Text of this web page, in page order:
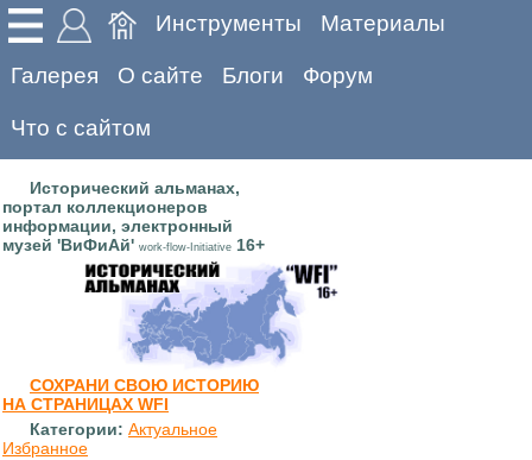
Инструменты Материалы
Галерея О сайте Блоги Форум
Что с сайтом
Исторический альманах,
портал коллекционеров
информации, электронный
музей 'ВиФиАй' work-flow-Initiative 16+
СОХРАНИ СВОЮ ИСТОРИЮ
НА СТРАНИЦАХ WFI
Категории: Актуальное
Избранное